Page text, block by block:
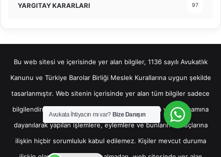
YARGITAY KARARLARI 97
Bu web sitesi ve içerisinde yer alan bilgiler, 1136 sayılı Avukatlık
Kanunu ve Türkiye Barolar Birliği Meslek Kurallarına uygun şekilde
tasarlanmıştır. Web sitenin içerisinde yer alan tüm bilgiler sadece
bilgilendirme amaçlı olup, bu bilgilerin bir kısmına veya tamamına
dayanılarak yapılan işlemlere, eylemlere ve bunların sonuçlarına
ilişkin hiçbir sorumluluk kabul edilemez. Kişiler mevcut duruma
Avukata İhtiyacın mı var? Bize Danışın